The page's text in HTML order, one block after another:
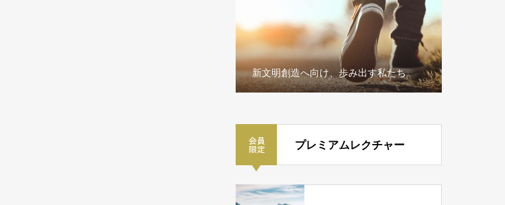
新文明創造へ向け、歩み出す私たち 第2回米国ファミリー
プレミアムレクチャー